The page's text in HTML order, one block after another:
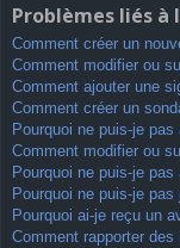
Problèmes liés à
Comment créer un
Comment modifier ou
Comment ajouter une
Comment créer un
Pourquoi ne puis-je
Comment modifier ou
Pourquoi ne puis-je
Pourquoi ne puis-je
Pourquoi ai-je reçu un
Comment rapporter